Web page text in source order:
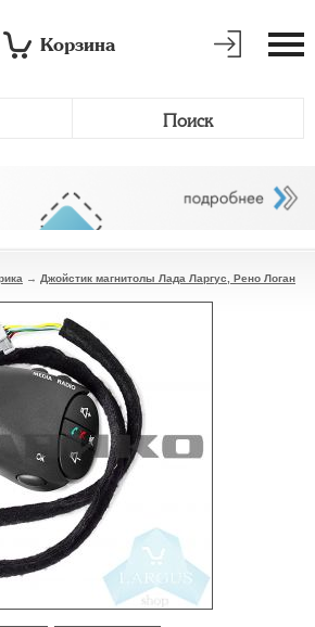
Корзина
Поиск
→ Джойстик магнитолы Лада Ларгус, Рено Логан